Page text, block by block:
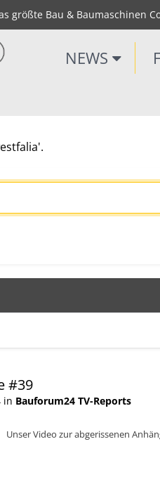
größte Bau & Baumaschinen
NEWS
#39
in Bauforum24 TV-Reports
Unser Video zur abgerissenen